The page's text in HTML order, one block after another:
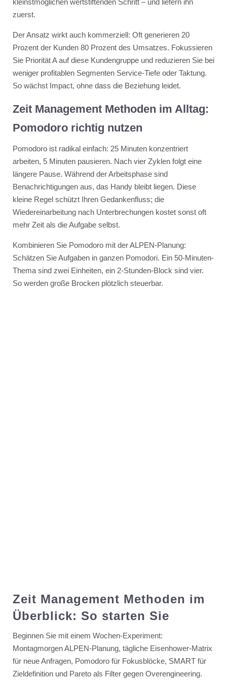
zuerst.
Der Ansatz wirkt auch kommerziell: Oft generieren 20
Prozent der Kunden 80 Prozent des Umsatzes. Fokussieren
Sie Priorität A auf diese Kundengruppe und reduzieren Sie bei
weniger profitablen Segmenten Service-Tiefe oder Taktung.
So wächst Impact, ohne dass die Beziehung leidet.
Zeit Management Methoden im Alltag:
Pomodoro richtig nutzen
Pomodoro ist radikal einfach: 25 Minuten konzentriert
arbeiten, 5 Minuten pausieren. Nach vier Zyklen folgt eine
längere Pause. Während der Arbeitsphase sind
Benachrichtigungen aus, das Handy bleibt liegen. Diese
kleine Regel schützt Ihren Gedankenfluss; die
Wiedereinarbeitung nach Unterbrechungen kostet sonst oft
mehr Zeit als die Aufgabe selbst.
Kombinieren Sie Pomodoro mit der ALPEN-Planung:
Schätzen Sie Aufgaben in ganzen Pomodori. Ein 50-Minuten-
Thema sind zwei Einheiten, ein 2-Stunden-Block sind vier.
So werden große Brocken plötzlich steuerbar.
Zeit Management Methoden im
Überblick: So starten Sie
Beginnen Sie mit einem Wochen-Experiment:
Montagmorgen ALPEN-Planung, tägliche Eisenhower-Matrix
für neue Anfragen, Pomodoro für Fokusblöcke, SMART für
Zieldefinition und Pareto als Filter gegen Overengineering.